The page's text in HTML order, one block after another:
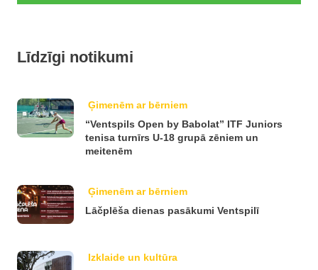
Līdzīgi notikumi
Ģimenēm ar bērniem
“Ventspils Open by Babolat” ITF Juniors
tenisa turnīrs U-18 grupā zēniem un
meitenēm
Ģimenēm ar bērniem
Lāčplēša dienas pasākumi Ventspilī
Izklaide un kultūra